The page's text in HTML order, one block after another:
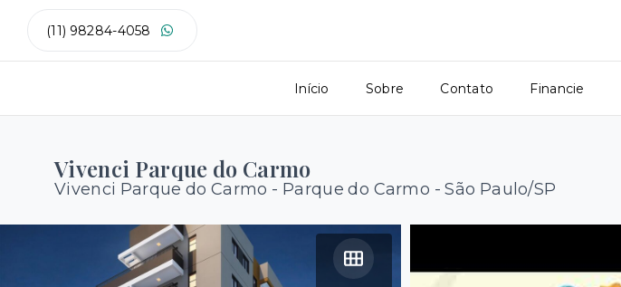
(11) 98284-4058
Início Sobre Contato Financie
Vivenci Parque do Carmo
Vivenci Parque do Carmo - Parque do Carmo - São Paulo/SP